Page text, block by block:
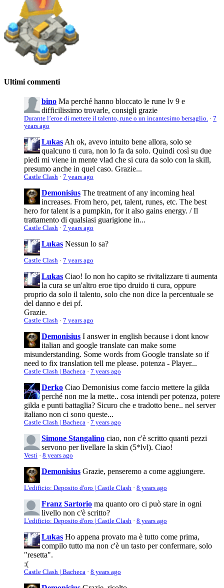
Ultimi commenti
bino Ma perché hanno bloccato le rune lv 9 e
difficilissimo trovarle, consigli grazie
Durante l’eroe di mettere il talento, rune o un incantesimo bersaglio. · 7
years ago
Lukas Ah ok, avevo intuito bene allora, solo se
qualcuno ti cura, non lo fa da solo. Quindi così su due
piedi mi viene in mente vlad che si cura da solo con la skill,
presumo anche in quel caso. Grazie...
Castle Clash · 7 years ago
Demonisius The treatment of any incoming heal
increases. From hero, pet, talent, runes, etc. The best
hero for talent is a pumpkin, for it also gains energy. / Il
trattamento di qualsiasi guarigione in...
Castle Clash · 7 years ago
Lukas Nessun lo sa?
Castle Clash · 7 years ago
Lukas Ciao! Io non ho capito se rivitalizzare ti aumenta
la cura se un'altro eroe tipo druido ti cura, oppure
proprio da solo il talento, solo che non dice la percentuale se
del danno e dei pf.
Grazie.
Castle Clash · 7 years ago
Demonisius I answer in english because i dont know
italian and google translate can make some
misunderstanding. Some words from Google translate so if
need to fix translation tell me please. potenza - Player...
Castle Clash | Bacheca · 7 years ago
Derko Ciao Demonisius come faccio mettere la gilda
perché non me la mette.. cosa intendi per potenza, potere
gilda e punti battaglia? Sicuro che e tradotto bene.. nel server
italiano non ci sono queste...
Castle Clash | Bacheca · 7 years ago
Simone Stangalino ciao, non c'è scritto quanti pezzi
servono per livellare la skin (5*lvl). Ciao!
Vesti · 8 years ago
Demonisius Grazie, penseremo a come aggiungere.
L'edificio: Deposito d'oro | Castle Clash · 8 years ago
Franz Sartorio ma quanto oro ci può stare in ogni
livello non c'è scritto?
L'edificio: Deposito d'oro | Castle Clash · 8 years ago
Lukas Ho appena provato ma è tutto come prima,
compilo tutto ma non c'è un tasto per confermare, solo
"resetta".
:(
Castle Clash | Bacheca · 8 years ago